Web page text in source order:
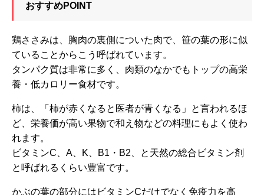
おすすめPOINT
鶏ささみは、胸肉の裏側についた肉で、笹の葉の形に似
ていることからこう呼ばれています。
タンパク質は非常に多く、肉類のなかでもトップの高栄
養・低カロリー食材です。
柿は、「柿が赤くなると医者が青くなる」と言われるほ
ど、栄養価が高い果物で和え物などの料理にもよく使わ
れます。
ビタミンC、A、K、B1・B2、と天然の総合ビタミン剤
と呼ばれるくらい豊富です。
かぶの葉の部分にはビタミンCだけでなく免疫力を高